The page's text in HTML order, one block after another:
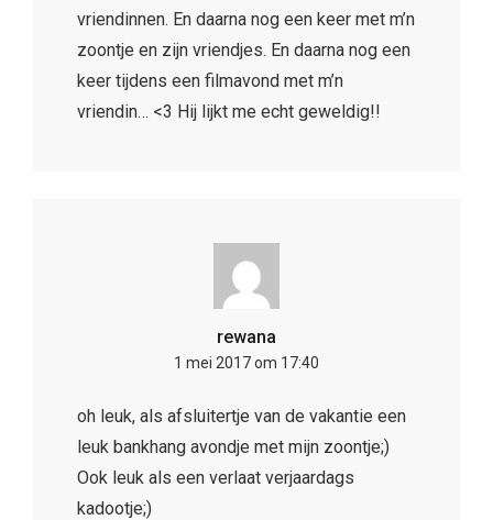
vriendinnen. En daarna nog een keer met m’n
zoontje en zijn vriendjes. En daarna nog een
keer tijdens een filmavond met m’n
vriendin… <3 Hij lijkt me echt geweldig!!
rewana
1 mei 2017 om 17:40
oh leuk, als afsluitertje van de vakantie een
leuk bankhang avondje met mijn zoontje;)
Ook leuk als een verlaat verjaardags
kadootje;)